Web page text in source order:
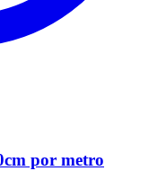
por metro